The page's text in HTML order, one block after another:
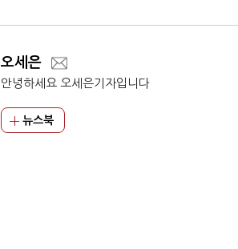
오세은
안녕하세요 오세은기자입니다
뉴스북